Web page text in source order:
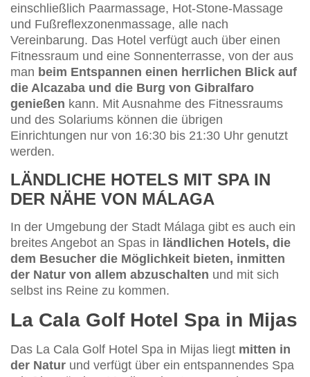
einschließlich Paarmassage, Hot-Stone-Massage
und Fußreflexzonenmassage, alle nach
Vereinbarung. Das Hotel verfügt auch über einen
Fitnessraum und eine Sonnenterrasse, von der aus
man beim Entspannen einen herrlichen Blick auf
die Alcazaba und die Burg von Gibralfaro
genießen kann. Mit Ausnahme des Fitnessraums
und des Solariums können die übrigen
Einrichtungen nur von 16:30 bis 21:30 Uhr genutzt
werden.
LÄNDLICHE HOTELS MIT SPA IN
DER NÄHE VON MÁLAGA
In der Umgebung der Stadt Málaga gibt es auch ein
breites Angebot an Spas in ländlichen Hotels, die
dem Besucher die Möglichkeit bieten, inmitten
der Natur von allem abzuschalten und mit sich
selbst ins Reine zu kommen.
La Cala Golf Hotel Spa in Mijas
Das La Cala Golf Hotel Spa in Mijas liegt mitten in
der Natur und verfügt über ein entspannendes Spa